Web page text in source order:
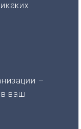
–
в ваш